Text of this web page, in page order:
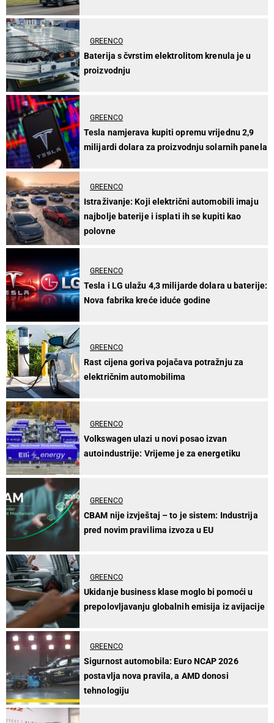
GREENCO
Baterija s čvrstim elektrolitom krenula je u
proizvodnju
GREENCO
Tesla namjerava kupiti opremu vrijednu 2,9
milijardi dolara za proizvodnju solarnih panela
GREENCO
Istraživanje: Koji električni automobili imaju
najbolje baterije i isplati ih se kupiti kao
polovne
GREENCO
Tesla i LG ulažu 4,3 milijarde dolara u baterije:
Nova fabrika kreće iduće godine
GREENCO
Rast cijena goriva pojačava potražnju za
električnim automobilima
GREENCO
Volkswagen ulazi u novi posao izvan
autoindustrije: Vrijeme je za energetiku
GREENCO
CBAM nije izvještaj – to je sistem: Industrija
pred novim pravilima izvoza u EU
GREENCO
Ukidanje business klase moglo bi pomoći u
prepolovljavanju globalnih emisija iz avijacije
GREENCO
Sigurnost automobila: Euro NCAP 2026
postavlja nova pravila, a AMD donosi
tehnologiju